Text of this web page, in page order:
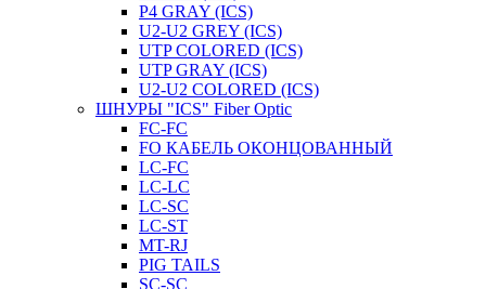
P4 GRAY (ICS)
U2-U2 GREY (ICS)
UTP COLORED (ICS)
UTP GRAY (ICS)
U2-U2 COLORED (ICS)
ШНУРЫ "ICS" Fiber Optic
FC-FC
FO КАБЕЛЬ ОКОНЦОВАННЫЙ
LC-FC
LC-LC
LC-SC
LС-ST
MT-RJ
PIG TAILS
SC-SC